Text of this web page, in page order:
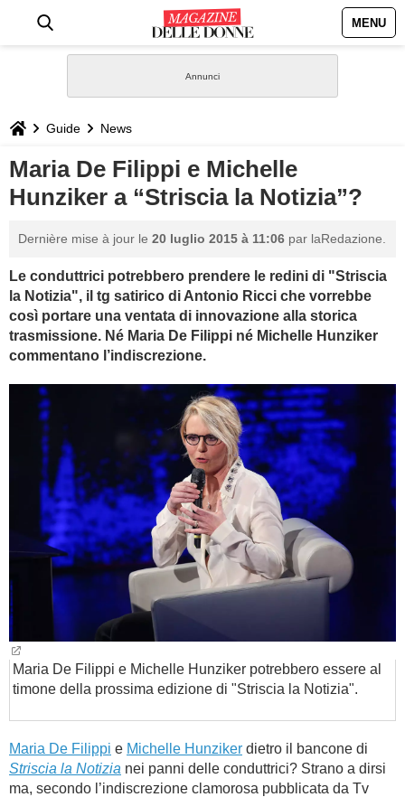
MENU
STILE
BIOGRAFIE
GASTRONOMIA
CAPELLI
SESSO
BAMBINO
DIETA
GUIDE
FORUM
Guide News
Maria De Filippi e Michelle
Hunziker a “Striscia la Notizia”?
Dernière mise à jour le 20 luglio 2015 à 11:06 par laRedazione.
Le conduttrici potrebbero prendere le redini di "Striscia
la Notizia", il tg satirico di Antonio Ricci che vorrebbe
così portare una ventata di innovazione alla storica
trasmissione. Né Maria De Filippi né Michelle Hunziker
commentano l’indiscrezione.
Maria De Filippi e Michelle Hunziker potrebbero essere al
timone della prossima edizione di "Striscia la Notizia".
Maria De Filippi e Michelle Hunziker dietro il bancone di
Striscia la Notizia nei panni delle conduttrici? Strano a dirsi
ma, secondo l’indiscrezione clamorosa pubblicata da Tv